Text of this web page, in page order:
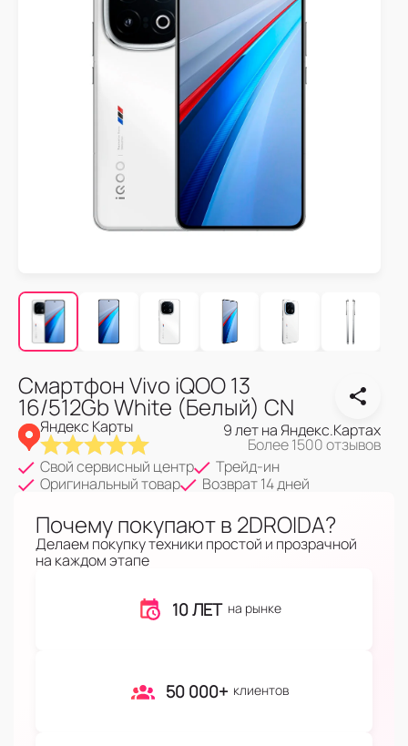
Смартфон Vivo iQOO 13
16/512Gb White (Белый) CN
Яндекс Карты 9 лет на Яндекс.Картах
Более 1500 отзывов
Свой сервисный центр
Трейд-ин
Оригинальный товар
Возврат 14 дней
Почему покупают в 2DROIDA?
Делаем покупку техники простой и прозрачной
на каждом этапе
10 ЛЕТ на рынке
50 000+ клиентов